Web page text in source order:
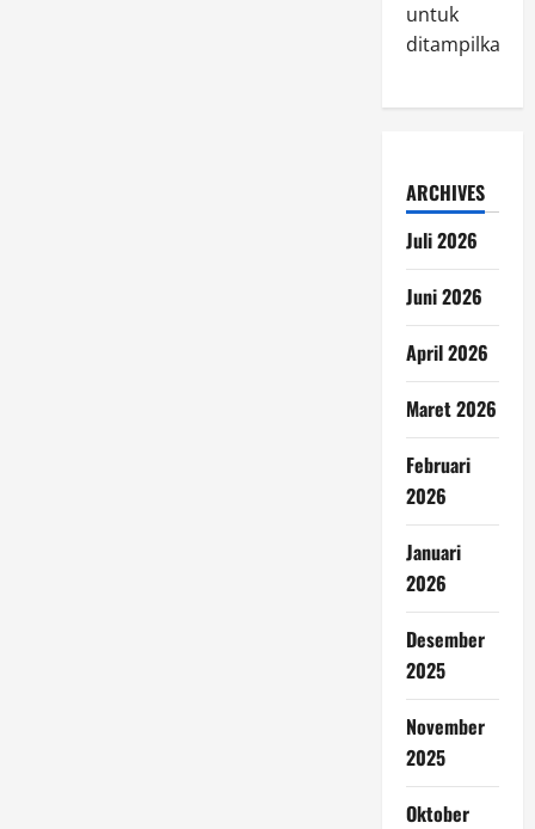
untuk
ditampilkan.
ARCHIVES
Juli 2026
Juni 2026
April 2026
Maret 2026
Februari
2026
Januari
2026
Desember
2025
November
2025
Oktober